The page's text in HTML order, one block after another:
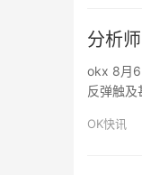
分析
okx 8月6
反弹触
OK快讯